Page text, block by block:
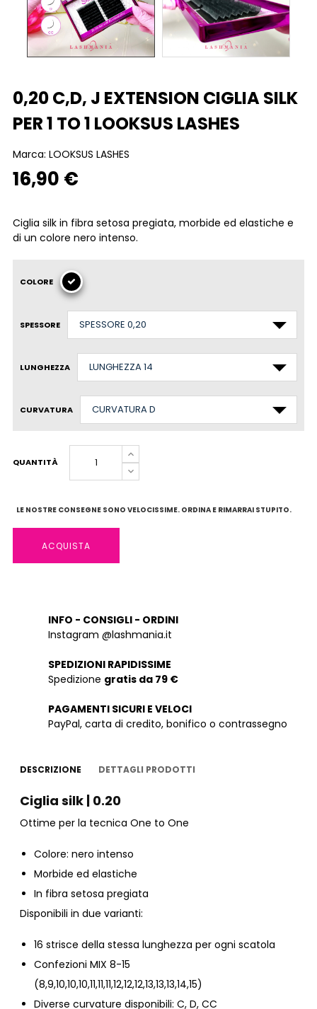
0,20 C,D, J EXTENSION CIGLIA SILK
PER 1 TO 1 LOOKSUS LASHES
Marca: LOOKSUS LASHES
16,90 €
Ciglia silk in fibra setosa pregiata, morbide ed elastiche e
di un colore nero intenso.
COLORE
SPESSORE
LUNGHEZZA
CURVATURA
QUANTITÀ
LE NOSTRE CONSEGNE SONO VELOCISSIME. ORDINA E RIMARRAI STUPITO.
ACQUISTA
INFO - CONSIGLI - ORDINI
Instagram @lashmania.it
SPEDIZIONI RAPIDISSIME
Spedizione gratis da 79 €
PAGAMENTI SICURI E VELOCI
PayPal, carta di credito, bonifico o contrassegno
DESCRIZIONE DETTAGLI PRODOTTI
Ciglia silk | 0.20
Ottime per la tecnica One to One
Colore: nero intenso
Morbide ed elastiche
In fibra setosa pregiata
Disponibili in due varianti:
16 strisce della stessa lunghezza per ogni scatola
Confezioni MIX 8-15
(8,9,10,10,10,11,11,11,12,12,12,13,13,13,14,15)
Diverse curvature disponibili: C, D, CC